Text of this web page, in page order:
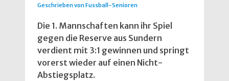
Geschrieben vonFussball-Senioren
Die 1. Mannschaften kann ihr Spiel
gegen die Reserve aus Sundern
verdient mit 3:1 gewinnen und springt
vorerst wieder auf einen Nicht-
Abstiegsplatz.